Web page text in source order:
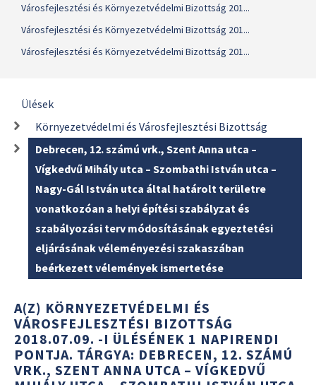
Városfejlesztési és Környezetvédelmi Bizottság 201...
Városfejlesztési és Környezetvédelmi Bizottság 201...
Városfejlesztési és Környezetvédelmi Bizottság 201...
Ülések
Környezetvédelmi és Városfejlesztési Bizottság
Debrecen, 12. számú vrk., Szent Anna utca –
Vígkedvű Mihály utca – Szombathi István utca –
Nagy-Gál István utca által határolt területre
vonatkozóan a helyi építési szabályzat és
szabályozási terv módosításának egyeztetési
eljárásának véleményezési szakaszában
beérkezett vélemények ismertetése
A(Z) KÖRNYEZETVÉDELMI ÉS
VÁROSFEJLESZTÉSI BIZOTTSÁG
2018.07.09. -I ÜLÉSÉNEK 1 NAPIRENDI
PONTJA. TÁRGYA: DEBRECEN, 12. SZÁMÚ
VRK., SZENT ANNA UTCA – VÍGKEDVŰ